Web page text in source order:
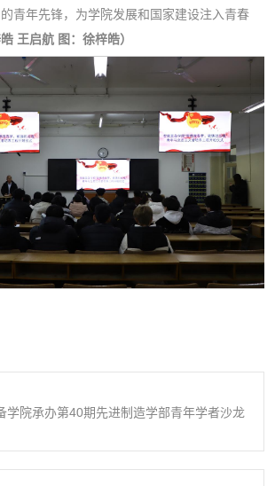
青年先锋，为学院发展和国家建设注入青春
王启航 图：徐梓皓）
学院承办第40期先进制造学部青年学者沙龙